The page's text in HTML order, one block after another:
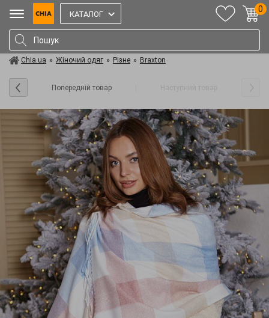
КАТАЛОГ
0
Chia.ua » Жіночий одяг » Різне » Braxton
Попередній товар